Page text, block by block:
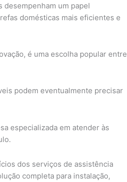
desempenham um papel
domésticas mais eficientes e
é uma escolha popular entre
podem eventualmente precisar
especializada em atender às
dos serviços de assistência
completa para instalação,